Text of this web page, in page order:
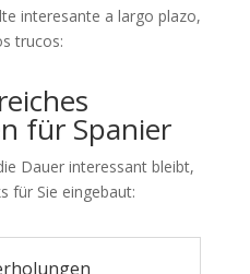
interesante a largo plazo,
trucos:
für Spanier
Dauer interessant bleibt,
für Sie eingebaut: